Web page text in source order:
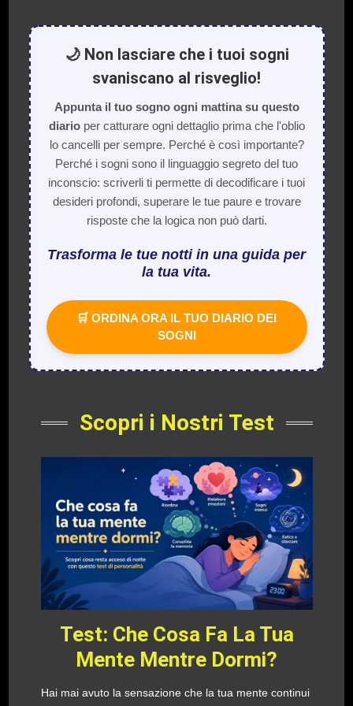
🌙 Non lasciare che i tuoi sogni
svaniscano al risveglio!
Appunta il tuo sogno ogni mattina su questo
diarioper catturare ogni dettaglio prima che l'oblio
lo cancelli per sempre. Perché è così importante?
Perché i sogni sono il linguaggio segreto del tuo
inconscio: scriverli ti permette di decodificare i tuoi
desideri profondi, superare le tue paure e trovare
risposte che la logica non può darti.
Trasforma le tue notti in una guida per
la tua vita.
🛒 ORDINA ORA IL TUO DIARIO DEI
SOGNI
Scopri i Nostri Test
Test: Che Cosa Fa La Tua
Mente Mentre Dormi?
Hai mai avuto la sensazione che la tua mente continui